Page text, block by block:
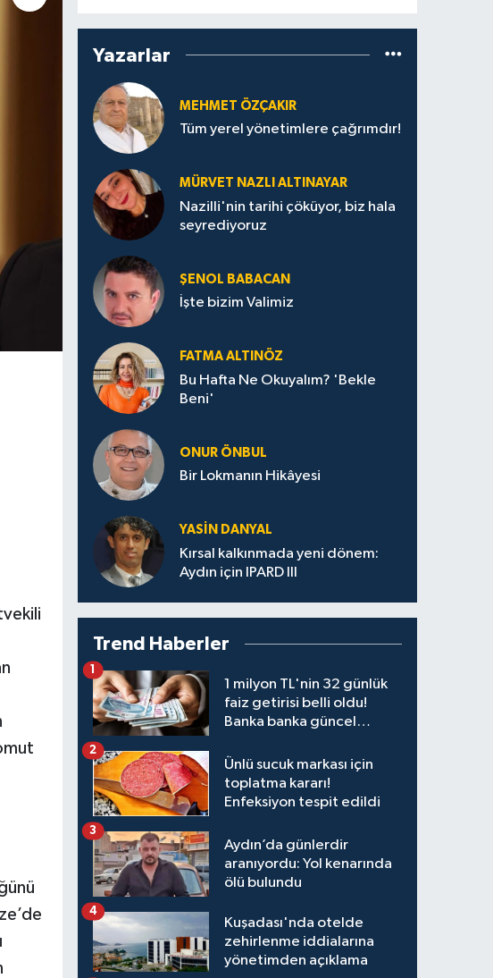
Yazarlar
MEHMET ÖZÇAKIR
Tüm yerel yönetimlere çağrımdır!
MÜRVET NAZLI ALTINAYAR
Nazilli'nin tarihi çöküyor, biz hala
seyrediyoruz
ŞENOL BABACAN
İşte bizim Valimiz
FATMA ALTINÖZ
Bu Hafta Ne Okuyalım? 'Bekle
Beni'
ONUR ÖNBUL
Bir Lokmanın Hikâyesi
YASIN DANYAL
Kırsal kalkınmada yeni dönem:
Aydın için IPARD III
Trend Haberler
1 milyon TL'nin 32 günlük
faiz getirisi belli oldu!
Banka banka güncel
1
Ünlü sucuk markası için
toplatma kararı!
Enfeksiyon tespit edildi
2
Aydın’da günlerdir
aranıyordu: Yol kenarında
ölü bulundu
3
Kuşadası'nda otelde
zehirlenme iddialarına
yönetimden açıklama
4